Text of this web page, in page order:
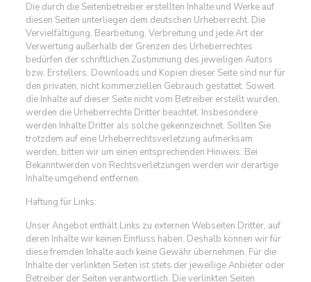
Die durch die Seitenbetreiber erstellten Inhalte und Werke auf
diesen Seiten unterliegen dem deutschen Urheberrecht. Die
Vervielfältigung, Bearbeitung, Verbreitung und jede Art der
Verwertung außerhalb der Grenzen des Urheberrechtes
bedürfen der schriftlichen Zustimmung des jeweiligen Autors
bzw. Erstellers. Downloads und Kopien dieser Seite sind nur für
den privaten, nicht kommerziellen Gebrauch gestattet. Soweit
die Inhalte auf dieser Seite nicht vom Betreiber erstellt wurden,
werden die Urheberrechte Dritter beachtet. Insbesondere
werden Inhalte Dritter als solche gekennzeichnet. Sollten Sie
trotzdem auf eine Urheberrechtsverletzung aufmerksam
werden, bitten wir um einen entsprechenden Hinweis. Bei
Bekanntwerden von Rechtsverletzungen werden wir derartige
Inhalte umgehend entfernen.
Haftung für Links:
Unser Angebot enthält Links zu externen Webseiten Dritter, auf
deren Inhalte wir keinen Einfluss haben. Deshalb können wir für
diese fremden Inhalte auch keine Gewähr übernehmen. Für die
Inhalte der verlinkten Seiten ist stets der jeweilige Anbieter oder
Betreiber der Seiten verantwortlich. Die verlinkten Seiten